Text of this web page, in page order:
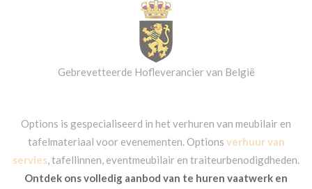
Gebrevetteerde Hofleverancier van België
Options is gespecialiseerd in het verhuren van meubilair en
tafelmateriaal voor evenementen. Options verhuur van
servies, tafellinnen, eventmeubilair en traiteurbenodigdheden.
Ontdek ons volledig aanbod van te huren vaatwerk en